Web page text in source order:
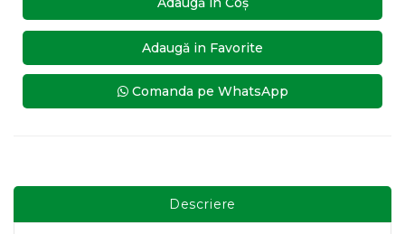
Adaugă in Favorite
Comanda pe WhatsApp
Descriere